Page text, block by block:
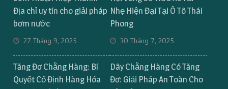
Địa chỉ uy tín cho giải pháp
bơm nước
27 Tháng 9, 2025
Nhẹ Hiện Đại Tại Ô Tô Thái
Phong
30 Tháng 7, 2025
Tăng Đơ Chằng Hàng: Bí
Quyết Cố Định Hàng Hóa
Dây Chằng Hàng Có Tăng
Đơ: Giải Pháp An Toàn Cho